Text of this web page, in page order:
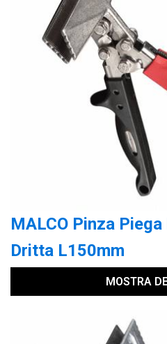
MALCO Pinza
Dritta L150mm
MOSTRA